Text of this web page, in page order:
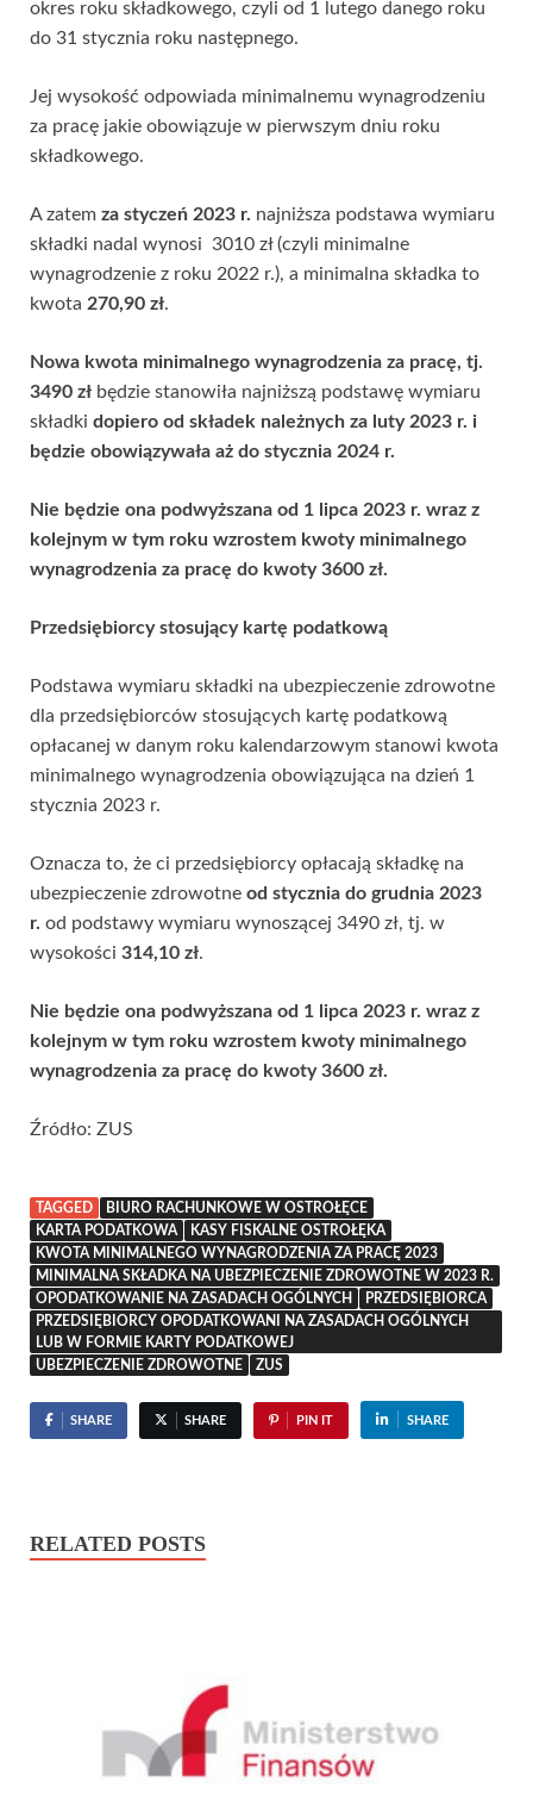
okres roku składkowego, czyli od 1 lutego danego roku
do 31 stycznia roku następnego.
Jej wysokość odpowiada minimalnemu wynagrodzeniu
za pracę jakie obowiązuje w pierwszym dniu roku
składkowego.
A zatem za styczeń 2023 r. najniższa podstawa wymiaru
składki nadal wynosi 3010 zł (czyli minimalne
wynagrodzenie z roku 2022 r.), a minimalna składka to
kwota 270,90 zł.
Nowa kwota minimalnego wynagrodzenia za pracę, tj.
3490 zł będzie stanowiła najniższą podstawę wymiaru
składki dopiero od składek należnych za luty 2023 r. i
będzie obowiązywała aż do stycznia 2024 r.
Nie będzie ona podwyższana od 1 lipca 2023 r. wraz z
kolejnym w tym roku wzrostem kwoty minimalnego
wynagrodzenia za pracę do kwoty 3600 zł.
Przedsiębiorcy stosujący kartę podatkową
Podstawa wymiaru składki na ubezpieczenie zdrowotne
dla przedsiębiorców stosujących kartę podatkową
opłacanej w danym roku kalendarzowym stanowi kwota
minimalnego wynagrodzenia obowiązująca na dzień 1
stycznia 2023 r.
Oznacza to, że ci przedsiębiorcy opłacają składkę na
ubezpieczenie zdrowotne od stycznia do grudnia 2023
r. od podstawy wymiaru wynoszącej 3490 zł, tj. w
wysokości 314,10 zł.
Nie będzie ona podwyższana od 1 lipca 2023 r. wraz z
kolejnym w tym roku wzrostem kwoty minimalnego
wynagrodzenia za pracę do kwoty 3600 zł.
Źródło: ZUS
TAGGED
BIURO RACHUNKOWE W OSTROŁĘCE
KARTA PODATKOWA
KASY FISKALNE OSTROŁĘKA
KWOTA MINIMALNEGO WYNAGRODZENIA ZA PRACĘ 2023
MINIMALNA SKŁADKA NA UBEZPIECZENIE ZDROWOTNE W 2023 R.
OPODATKOWANIE NA ZASADACH OGÓLNYCH
PRZEDSIĘBIORCA
PRZEDSIĘBIORCY OPODATKOWANI NA ZASADACH OGÓLNYCH
LUB W FORMIE KARTY PODATKOWEJ
UBEZPIECZENIE ZDROWOTNE
ZUS
SHARE SHARE PIN IT SHARE
RELATED POSTS